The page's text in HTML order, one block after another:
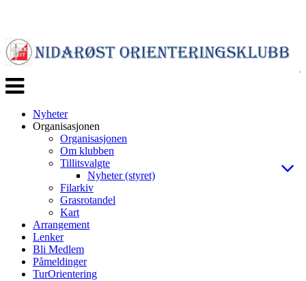
Veksle
navigasjon
Nyheter
Organisasjonen
Organisasjonen
Om klubben
Tillitsvalgte
Nyheter (styret)
Filarkiv
Grasrotandel
Kart
Arrangement
Lenker
Bli Medlem
Påmeldinger
TurOrientering